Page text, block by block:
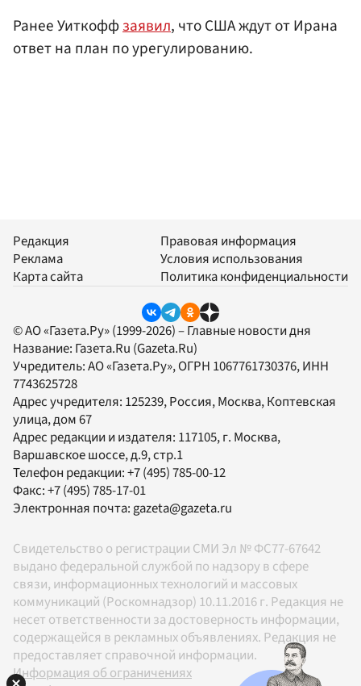
Ранее Уиткоффзаявил, что США ждут от Ирана
ответ на план по урегулированию.
Редакция
Реклама
Карта сайта
Правовая информация
Условия использования
Политика конфиденциальности
© АО «Газета.Ру» (1999-2026) – Главные новости дня
Название: Газета.Ru (Gazeta.Ru)
Учредитель:АО «Газета.Ру», ОГРН 1067761730376, ИНН
7743625728
Адрес учредителя: 125239, Россия, Москва, Коптевская
улица, дом 67
Адрес редакции и издателя: 117105, г. Москва,
Варшавское шоссе, д.9, стр.1
Телефон редакции:+7 (495) 785-00-12
Факс:+7 (495) 785-17-01
Электронная почта: gazeta@gazeta.ru
Свидетельство о регистрации СМИ Эл № ФС77-67642
выдано федеральной службой по надзору в сфере
связи, информационных технологий и массовых
коммуникаций (Роскомнадзор) 10.11.2016 г. Редакция не
несет ответственности за достоверность информации,
содержащейся в рекламных объявлениях. Редакция не
предоставляет справочной информации.
Информация об ограничениях